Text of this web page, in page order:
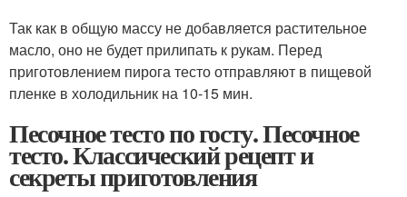
Так как в общую массу не добавляется растительное
масло, оно не будет прилипать к рукам. Перед
приготовлением пирога тесто отправляют в пищевой
пленке в холодильник на 10-15 мин.
Песочное тесто по госту. Песочное
тесто. Классический рецепт и
секреты приготовления